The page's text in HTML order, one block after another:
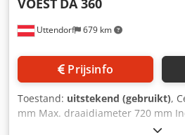
Uttendorf 679 km
VÖEST DA 360
Prijsinfo
Toestand: uitstekend (gebruikt),
mm Max. draaidiameter 720 mm
gereedschapshouder Incl. 3-